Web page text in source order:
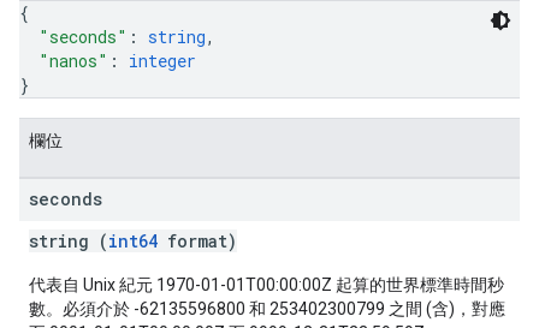
{
"seconds" : string,
"nanos" : integer
}
欄位
seconds
string (int64 format)
代表自 Unix 紀元 1970-01-01T00:00:00Z 起算的世界標準時間秒
數。必須介於 -62135596800 和 253402300799 之間 (含)，對應